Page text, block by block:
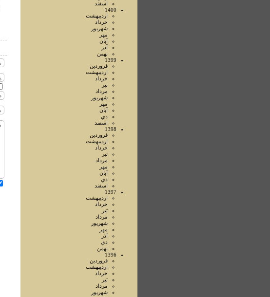
اسفند
1400
ارديبهشت
خرداد
شهريور
مهر
آبان
آذر
بهمن
1399
فروردين
ارديبهشت
خرداد
تير
مرداد
شهريور
مهر
آبان
دي
اسفند
1398
فروردين
ارديبهشت
خرداد
تير
مرداد
مهر
آبان
دي
اسفند
1397
ارديبهشت
خرداد
تير
مرداد
شهريور
مهر
آذر
دي
بهمن
1396
فروردين
ارديبهشت
خرداد
تير
مرداد
شهريور